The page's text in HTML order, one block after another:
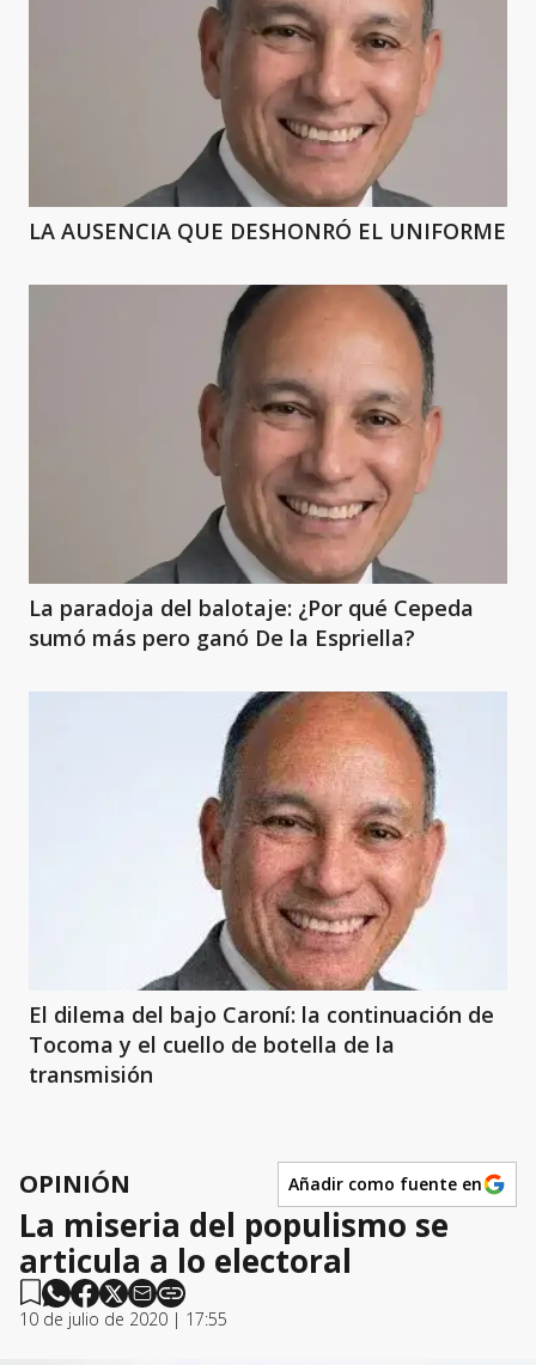
LA AUSENCIA QUE DESHONRÓ EL UNIFORME
La paradoja del balotaje: ¿Por qué Cepeda
sumó más pero ganó De la Espriella?
El dilema del bajo Caroní: la continuación de
Tocoma y el cuello de botella de la
transmisión
OPINIÓN Añadir como fuente en
La miseria del populismo se
articula a lo electoral
10 de julio de 2020 | 17:55